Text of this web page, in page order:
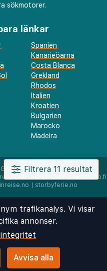
Filtrera 11 resultat
sökmotorer.
länkar
Spanien
Kanarieöarna
Costa Blanca
Grekland
Rhodos
Italien
Kroatien
Bulgarien
Marocko
Madeira
AS
rantapallo.fi
storbyferie.no
trafikanalys. Vi visar
annonser.
integritet
Avvisa alla